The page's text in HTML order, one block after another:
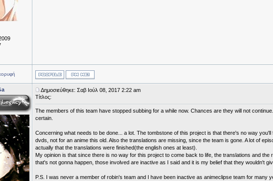
Δημοσιεύθηκε: Σαβ Ιούλ 08, 2017 2:22 am
Τίτλος:
The members of this team have stopped subbing for a while now. Chances are they will not
certain.
Concerning what needs to be done... a lot. The tombstone of this project is that there's no way
dvds, not for an anime this old. Also the translations are missing, since the team is gone. A lot of
actually that the translations were finished(the english ones at least).
My opinion is that since there is no way for this project to come back to life, the translations and the
that's not gonna happen, those involved are inactive as I said and it is my belief that they wouldn't
P.S. I was never a member of robin's team and I have been inactive as animeclipse team for many